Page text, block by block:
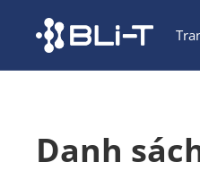
Danh